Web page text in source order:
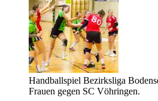
Handballspiel Bezirksliga
Frauen gegen SC Vöhringen.